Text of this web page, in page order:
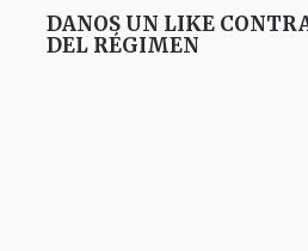
DANOS UN LIKE
DEL RÉGIMEN